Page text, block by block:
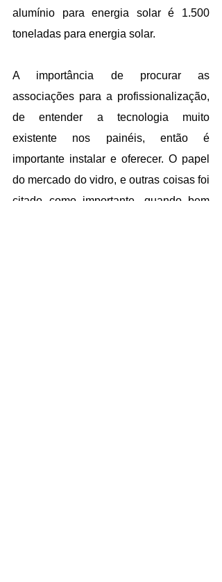
alumínio para energia solar é 1.500
toneladas para energia solar.
A importância de procurar as
associações para a profissionalização,
de entender a tecnologia muito
existente nos painéis, então é
importante instalar e oferecer. O papel
do mercado do vidro, e outras coisas foi
citado como importante, quando bem